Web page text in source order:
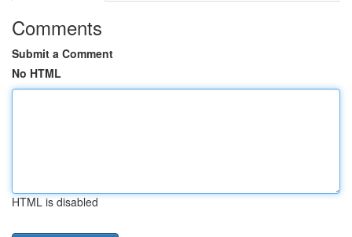
Comments
Submit a Comment
No HTML
HTML is disabled